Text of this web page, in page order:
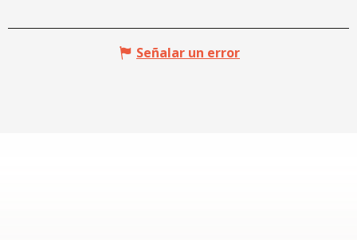
Señalar un error